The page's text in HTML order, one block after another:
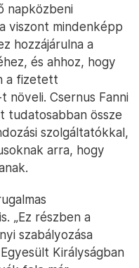
napközbeni
viszont mindenképp
hozzájárulna a
és ahhoz, hogy
a fizetett
növeli. Csernus Fanni
tudatosabban össze
szolgáltatókkal,
arra, hogy
„Ez részben a
szabályozása
Királyságban